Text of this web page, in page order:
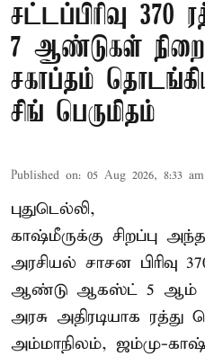
சட்டப்பிரிவு 370
7 ஆண்டுகள்
சகாப்தம்
சிங் பெருமிதம்
Published on: 05 Aug 2026, 8:33 am
புதுடெல்லி,
காஷ்மீருக்கு சிறப்பு
அரசியல் சாசன பிரிவு
ஆண்டு ஆகஸ்ட் 5 ஆம்
அரசு அதிரடியாக ரத்து
அம்மாநிலம், ஜம்மு-